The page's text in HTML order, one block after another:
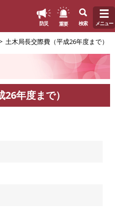
防災 重要 検索 メニュー
土木局長交際費（平成26年度まで）
年度まで）